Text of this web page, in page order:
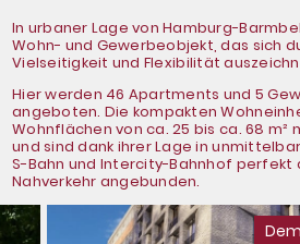
In urbaner Lage von Hamburg-
Wohn- und Gewerbeobjekt, das sich
Vielseitigkeit und Flexibilität
Hier werden 46 Apartments und 5
angeboten. Die kompakten
Wohnflächen von ca. 25 bis ca. 68 m²
und sind dank ihrer Lage in
S-Bahn und Intercity-Bahnhof
Nahverkehr angebunden.